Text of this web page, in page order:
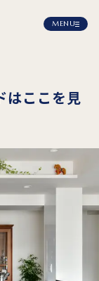
MENU
はここを見